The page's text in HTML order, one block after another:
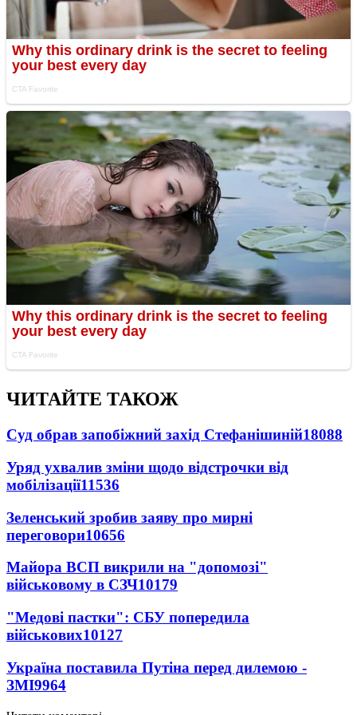
ЧИТАЙТЕ ТАКОЖ
Суд обрав запобіжний захід Стефанішиній18088
Уряд ухвалив зміни щодо відстрочки від
мобілізації11536
Зеленський зробив заяву про мирні
переговори10656
Майора ВСП викрили на "допомозі"
військовому в СЗЧ10179
"Медові пастки": СБУ попередила
військових10127
Україна поставила Путіна перед дилемою -
ЗМІ9964